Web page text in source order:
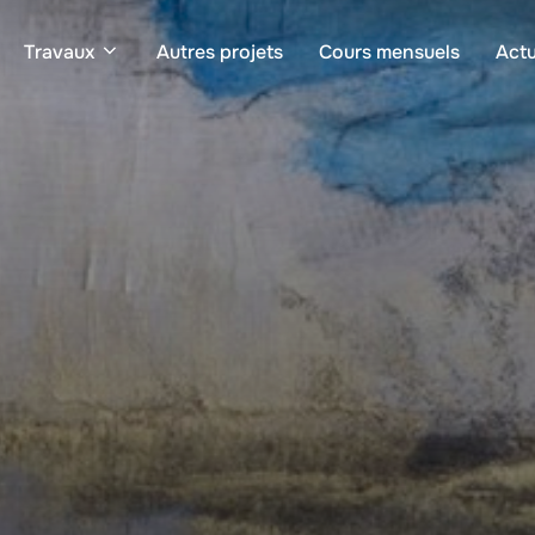
Travaux Autres projets Cours mensuels